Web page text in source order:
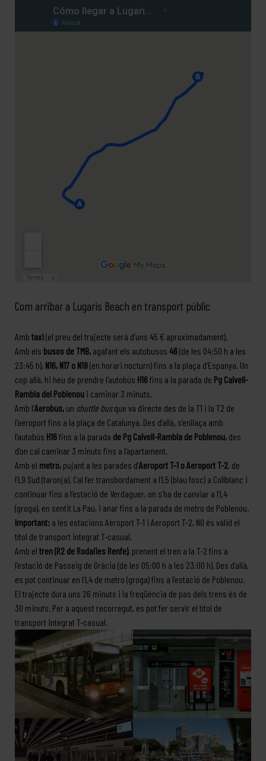
Com arribar a Lugaris Beach en transport públic
Amb taxi(el preu del trajecte serà d’uns 45 € aproximadament).
Amb els busos de TMB, agafant els autobusos 46(de les 04:50 h a les
23:45 h), N16, N17 o N18(en horari nocturn) fins a la plaça d’Espanya. Un
cop allà, hi heu de prendre l’autobús H16fins a la parada de Pg Calvell-
Rambla del Poblenou i caminar 3 minuts.
Amb l’Aerobus, un shuttle busque va directe des de la T1 i la T2 de
l’aeroport fins a la plaça de Catalunya. Des d’allà, s’enllaça amb
l’autobús H16fins a la parada de Pg Calvell-Rambla de Poblenou, des
d’on cal caminar 3 minuts fins a l’apartament.
Amb el metro, pujant a les parades d’Aeroport T-1 o Aeroport T-2, de
l’L9 Sud (taronja). Cal fer transbordament a l’L5 (blau fosc) a Collblanc i
continuar fins a l’estació de Verdaguer, on s’ha de canviar a l’L4
(groga), en sentit La Pau, i anar fins a la parada de metro de Poblenou.
Important: a les estacions Aeroport T-1 i Aeroport T-2, NO és vàlid el
títol de transport integrat T-casual.
Amb el tren (R2 de Rodalies Renfe), prenent el tren a la T-2 fins a
l’estació de Passeig de Gràcia (de les 05:00 h a les 23:00 h). Des d’allà,
es pot continuar en l’L4 de metro (groga) fins a l’estació de Poblenou.
El trajecte dura uns 26 minuts i la freqüència de pas dels trens és de
30 minuts. Per a aquest recorregut, es pot fer servir el títol de
transport integrat T-casual.